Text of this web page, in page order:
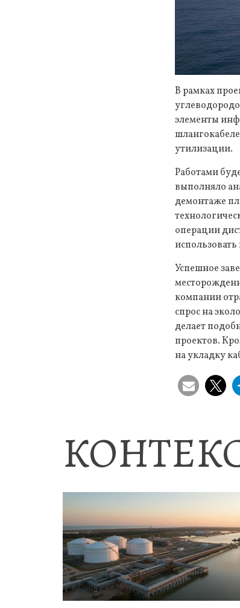
В рамках
элементы
утилизации.
Работами
выполняло
демонтаже
операции
Успешное
компании
спрос на
делает
проектов.
на укладку